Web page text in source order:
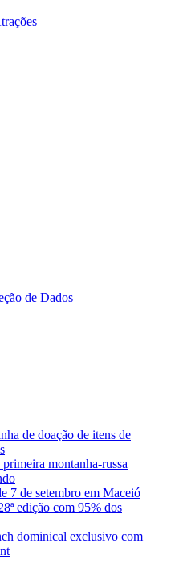
de Dados
de doação de itens de
montanha-russa
7 de setembro em Maceió
edição com 95% dos
dominical exclusivo com